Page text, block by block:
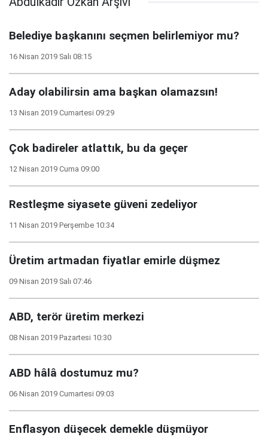
Belediye başkanını seçmen belirlemiyor mu?
16 Nisan 2019 Salı 08:15
Aday olabilirsin ama başkan olamazsın!
13 Nisan 2019 Cumartesi 09:29
Çok badireler atlattık, bu da geçer
12 Nisan 2019 Cuma 09:00
Restleşme siyasete güveni zedeliyor
11 Nisan 2019 Perşembe 10:34
Üretim artmadan fiyatlar emirle düşmez
09 Nisan 2019 Salı 07:46
ABD, terör üretim merkezi
08 Nisan 2019 Pazartesi 10:30
ABD hâlâ dostumuz mu?
06 Nisan 2019 Cumartesi 09:03
Enflasyon düşecek demekle düşmüyor